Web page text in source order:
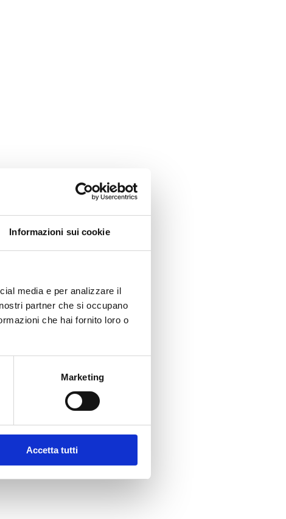
Informazioni sui cookie
media e per analizzare il
partner che si occupano
che hai fornito loro o
Marketing
Accetta tutti